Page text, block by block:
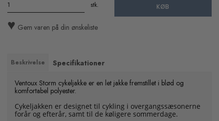
stk. KØB
♥ Gem varen på din ønskeliste
Beskrivelse Specifikationer
Ventoux Storm cykeljakke er en let jakke fremstillet i blød og
komfortabel polyester.
Cykeljakken er designet til cykling i overgangssæsonerne
forår og efterår, samt til de køligere sommerdage.